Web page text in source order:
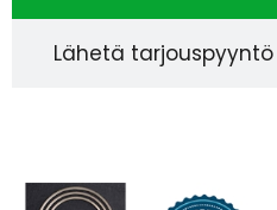
Lähetä